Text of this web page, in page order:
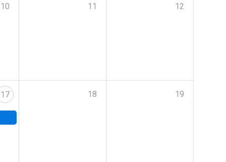
10 11 12
17 18 19